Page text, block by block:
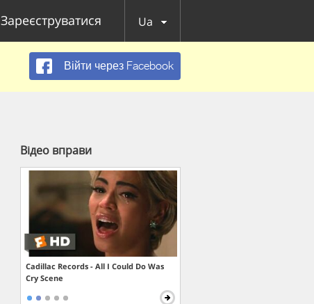
Зареєструватися Ua
Війти через Facebook
Відео вправи
Cadillac Records - All I Could Do Was
Cry Scene